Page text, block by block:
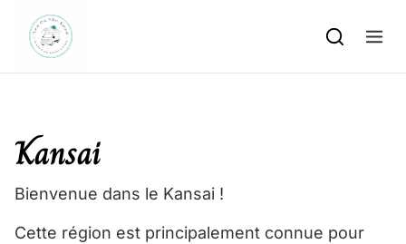
Skip to content
Kansai
Bienvenue dans le Kansai !
Cette région est principalement connue pour